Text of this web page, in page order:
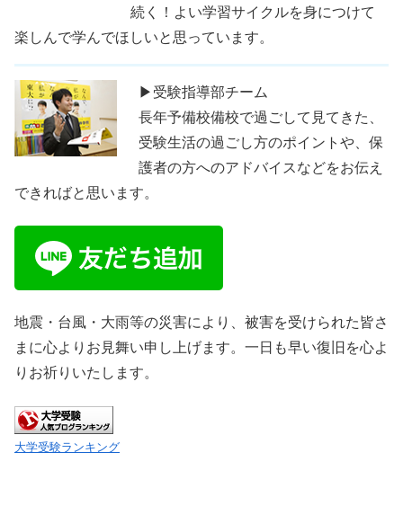
続く！よい学習サイクルを身につけて
楽しんで学んでほしいと思っています。
▶受験指導部チーム
長年予備校備校で過ごして見てきた、
受験生活の過ごし方のポイントや、保
護者の方へのアドバイスなどをお伝え
できればと思います。
地震・台風・大雨等の災害により、被害を受けられた皆さ
まに心よりお見舞い申し上げます。一日も早い復旧を心よ
りお祈りいたします。
大学受験ランキング